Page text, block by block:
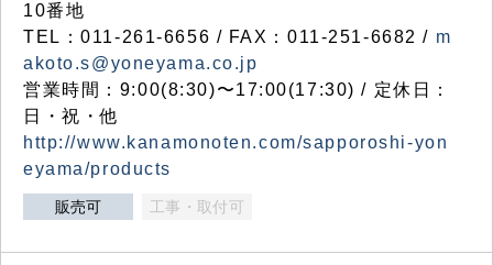
10番地
TEL：011-261-6656 / FAX：011-251-6682 / m
akoto.s@yoneyama.co.jp
営業時間：9:00(8:30)〜17:00(17:30) / 定休日：
日・祝・他
http://www.kanamonoten.com/sapporoshi-yon
eyama/products
販売可 工事・取付可